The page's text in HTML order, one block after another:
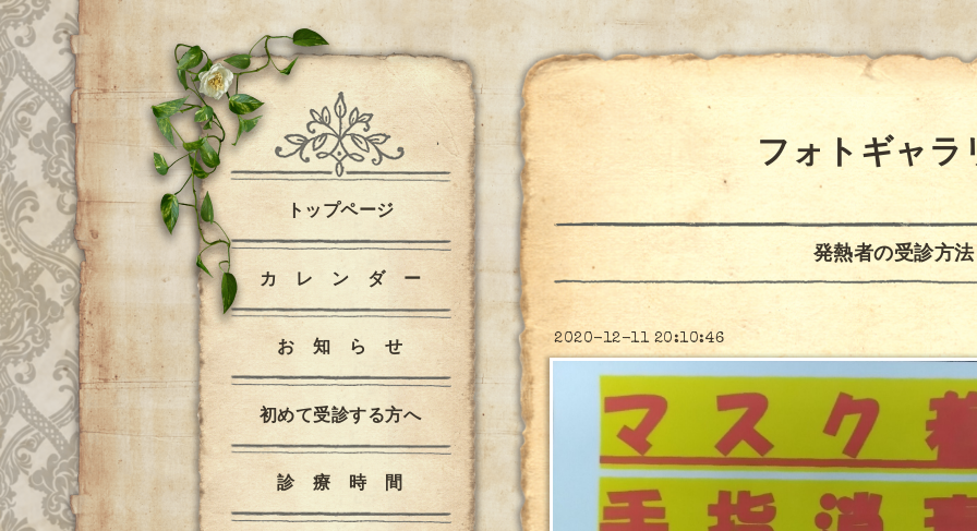
フォトギャラ
発熱者の受診方法
2020-12-11 20:10:46
トップページ
カ レ ン ダ ー
お 知 ら せ
初めて受診する方へ
診 療 時 間